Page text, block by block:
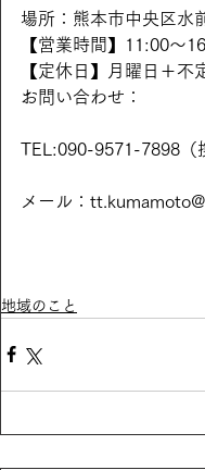
場所：熊本市中央区水
【営業時間】11:00〜
【定休日】月曜日＋不
お問い合わせ：
TEL:090-9571-7898（
メール：
地域のこと